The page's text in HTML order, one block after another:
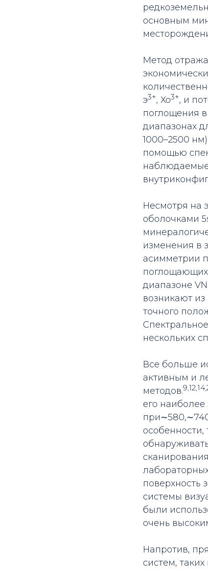
основным
Метод
э3+, Хо3+, и
поглощения
диапазонах
1000–2500
помощью
наблюдаемые
Несмотря на
оболочками
изменения в
асимметрии
диапазоне
возникают
точного
нескольких
Все больше
активным и
методов.­
его
особенности,
поверхность
системы
были
очень
Напротив,
систем,